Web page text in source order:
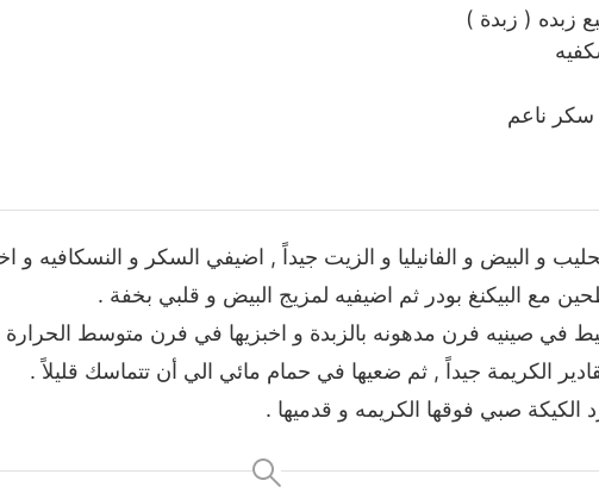
زبده ( زبدة )
ناعم
و البيض و الفانيليا و الزيت جيداً , اضيفي السكر و النسكافيه و
مع البيكنغ بودر ثم اضيفيه لمزيج البيض و قلبي بخفة .
في صينيه فرن مدهونه بالزبدة و اخبزيها في فرن متوسط
الكريمة جيداً , ثم ضعيها في حمام مائي الي أن تتماسك قليلاً .
الكيكة صبي فوقها الكريمه و قدميها .